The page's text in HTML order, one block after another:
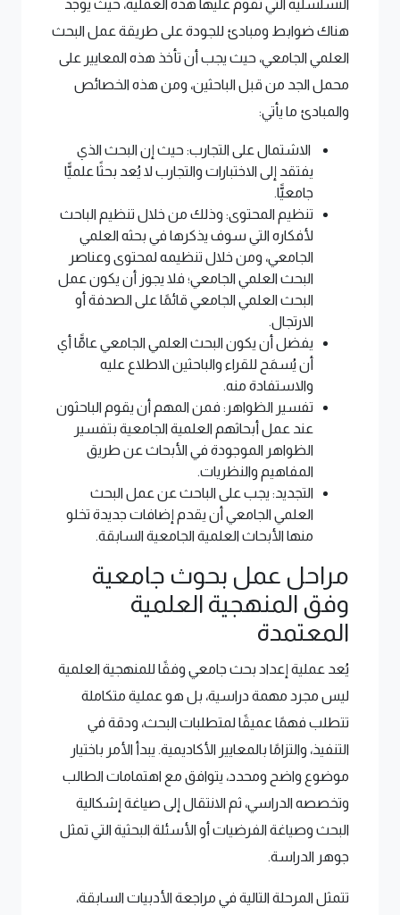
التسلسلية التي تقوم عليها هذه العملية، حيث يوجد
هناك ضوابط ومبادئ للجودة على طريقة عمل البحث
العلمي الجامعي، حيث يجب أن تأخذ هذه المعايير على
محمل الجد من قبل الباحثين، ومن هذه الخصائص
والمبادئ ما يأتي:
الاشتمال على التجارب: حيث إن البحث الذي
يفتقد إلى الاختبارات والتجارب لا يُعد بحثًا علميًّا
جامعيًّا.
تنظيم المحتوى: وذلك من خلال تنظيم الباحث
لأفكاره التي سوف يذكرها في بحثه العلمي
الجامعي، ومن خلال تنظيمه لمحتوى وعناصر
البحث العلمي الجامعي؛ فلا يجوز أن يكون عمل
البحث العلمي الجامعي قائمًا على الصدفة أو
الارتجال.
يفضل أن يكون البحث العلمي الجامعي عامًّا أي
أن يُسمَح للقراء والباحثين الاطلاع عليه
والاستفادة منه.
تفسير الظواهر: فمن المهم أن يقوم الباحثون
عند عمل أبحاثهم العلمية الجامعية بتفسير
الظواهر الموجودة في الأبحاث عن طريق
المفاهيم والنظريات.
التجديد: يجب على الباحث عن عمل البحث
العلمي الجامعي أن يقدم إضافات جديدة تخلو
منها الأبحاث العلمية الجامعية السابقة.
مراحل عمل بحوث جامعية
وفق المنهجية العلمية
المعتمدة
يُعد عملية إعداد بحث جامعي وفقًا للمنهجية العلمية
ليس مجرد مهمة دراسية، بل هو عملية متكاملة
تتطلب فهمًا عميقًا لمتطلبات البحث، ودقة في
التنفيذ، والتزامًا بالمعايير الأكاديمية. يبدأ الأمر باختيار
موضوع واضح ومحدد، يتوافق مع اهتمامات الطالب
وتخصصه الدراسي، ثم الانتقال إلى صياغة إشكالية
البحث وصياغة الفرضيات أو الأسئلة البحثية التي تمثل
جوهر الدراسة.
تتمثل المرحلة التالية في مراجعة الأدبيات السابقة،